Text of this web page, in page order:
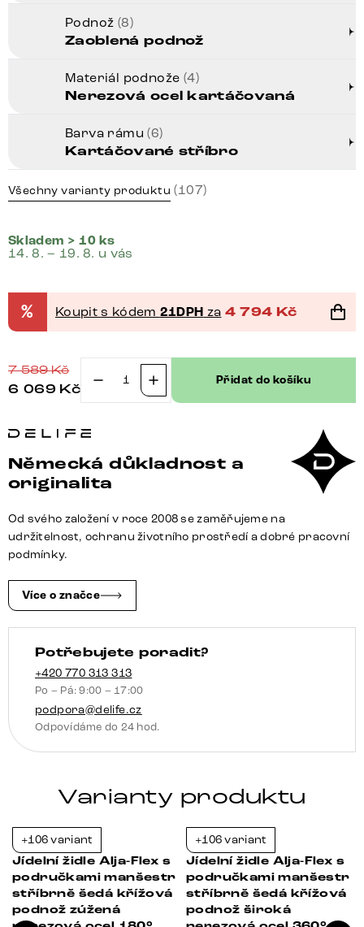
Podnož (8)
Zaoblená podnož
Materiál podnože (4)
Nerezová ocel kartáčovaná
Barva rámu(6)
Kartáčované stříbro
Všechny varianty produktu (107)
Skladem > 10 ks
14. 8. – 19. 8. u vás
% Koupit s kódem 21DPH za 4 794 Kč
7 589Kč
6 069 Kč
Alja-
s
područkami
plyšový
manšestr
4
nohy
zúžené
nerezová
ocel
taštičkové
pružiny
množství
Přidat do košíku
Německá důkladnost a
originalita
Od svého založení v roce 2008 se zaměřujeme na
udržitelnost, ochranu životního prostředí a dobré pracovní
podmínky.
Více o značce
Potřebujete poradit?
+420 770 313 313
Po – Pá: 9:00 – 17:00
podpora@delife.cz
Odpovídáme do 24 hod.
Varianty produktu
+106 variant
Jídelní židle Alja-Flex s
područkami manšestr
stříbrně šedá křížová
podnož zúžená
+106 variant
Jídelní židle Alja-Flex s
područkami manšestr
stříbrně šedá křížová
podnož široká